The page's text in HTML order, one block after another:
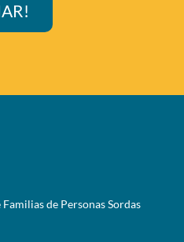
de Personas Sordas